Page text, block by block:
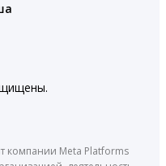
компании Meta Platforms